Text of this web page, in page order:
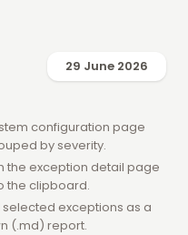
29 June 2026
configuration page
by severity.
the exception detail page
the clipboard.
exceptions as a
(.md) report.